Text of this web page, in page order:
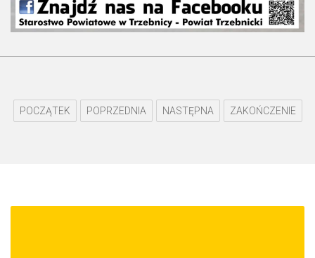
POCZĄTEK POPRZEDNIA NASTĘPNA ZAKOŃCZENIE